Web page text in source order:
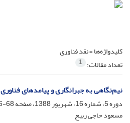
کلیدواژه‌ها =نقد فناوری
تعداد مقالات: 1
نیم‌نگاهی به جبرانگاری و پیامدهای فناوری
دوره 5، شماره 16، شهریور 1388، صفحه
68-96
مسعود حاجی ربیع